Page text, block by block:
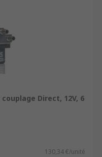
couplage Direct, 12V, 6
130,34 €/unité